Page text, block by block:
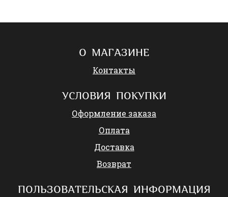
О МАГАЗИНЕ
Контакты
УСЛОВИЯ ПОКУПКИ
Оформление заказа
Оплата
Доставка
Возврат
ПОЛЬЗОВАТЕЛЬСКАЯ ИНФОРМАЦИЯ